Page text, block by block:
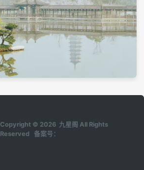
Copyright © 2026 九星阁 All Rights
Reserved 备案号：